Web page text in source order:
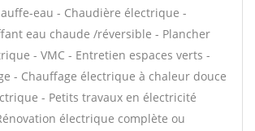
eau - Chaudière électrique -
eau chaude /réversible - Plancher
- VMC - Entretien espaces verts -
- Chauffage électrique à chaleur douce
- Petits travaux en électricité
électrique complète ou